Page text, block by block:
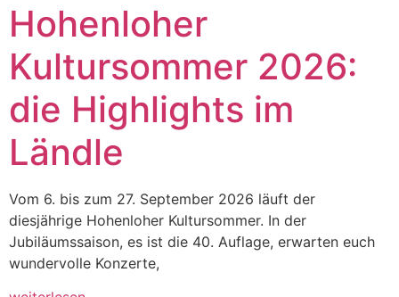
Hohenloher
Kultursommer 2026:
die Highlights im
Ländle
Vom 6. bis zum 27. September 2026 läuft der
diesjährige Hohenloher Kultursommer. In der
Jubiläumssaison, es ist die 40. Auflage, erwarten euch
wundervolle Konzerte,